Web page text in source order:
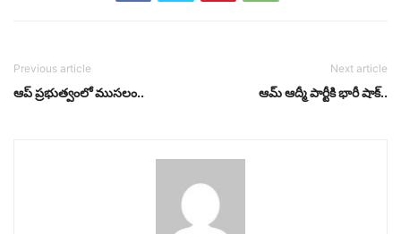
Previous article
ఆప్ ప్రభుత్వంలో ముసలం..
Next article
ఆమ్ ఆద్మీ పార్టీకి భారీ షాక్..